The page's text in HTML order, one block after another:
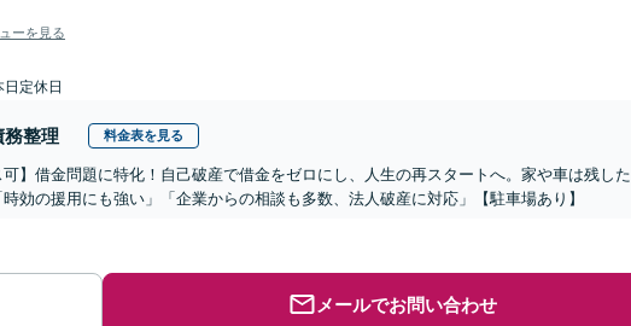
ーを見る
定休日
務整理 料金表を見る
】借金問題に特化！自己破産で借金をゼロにし、人生の再スタートへ。家や車は残した
効の援用にも強い」「企業からの相談も多数、法人破産に対応」【駐車場あり】
メールでお問い合わせ